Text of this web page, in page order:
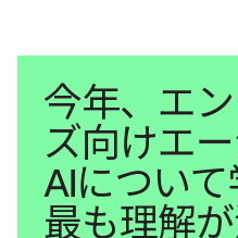
今年、エ
ズ向けエ
AIについて
最も理解